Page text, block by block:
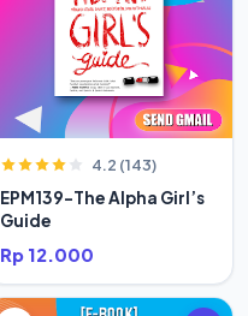
4.2 (143)
EPM139-The Alpha Girl’s
Guide
Rp 12.000